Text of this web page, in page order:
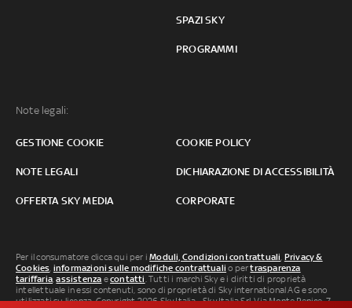
SPAZI SKY
PROGRAMMI
Note legali:
GESTIONE COOKIE COOKIE POLICY
NOTE LEGALI DICHIARAZIONE DI ACCESSIBILITÀ
OFFERTA SKY MEDIA CORPORATE
Per il consumatore clicca qui per iModuli, Condizioni contrattuali, Privacy &
Cookies, informazioni sulle modifiche contrattuali o pertrasparenza
tariffaria,assistenza econtatti. Tutti i marchi Sky e i diritti di proprietà
intellettuale in essi contenuti, sono di proprietà di Sky international AG e sono
utilizzati su licenza. Copyright 2026 Sky Italia - Sky Italia Srl Via Monte Penice, 7 -